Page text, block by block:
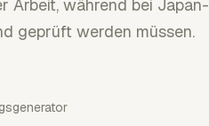
Arbeit, während bei Japan-
geprüft werden müssen.